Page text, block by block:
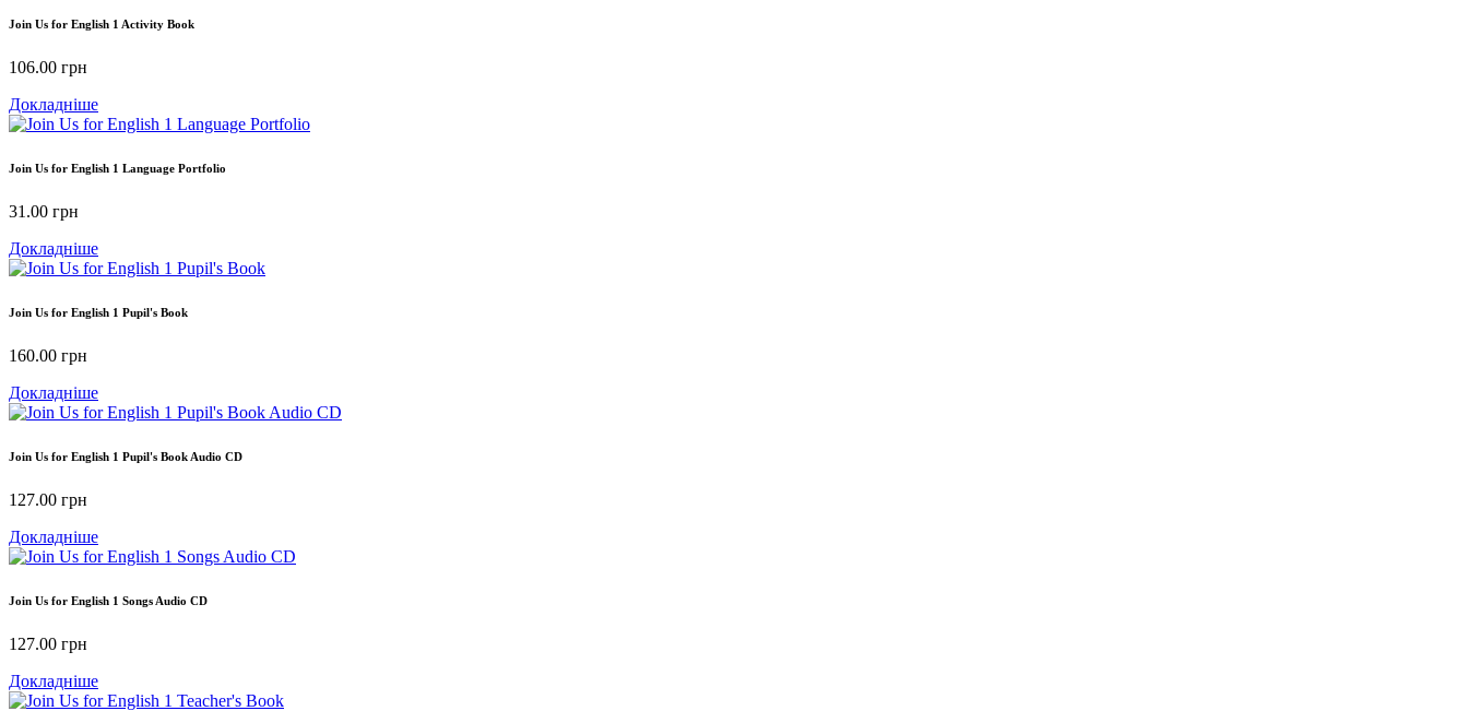
Join Us for English 1 Activity Book
106.00 грн
Докладніше
Join Us for English 1 Language Portfolio
31.00 грн
Докладніше
Join Us for English 1 Pupil's Book
160.00 грн
Докладніше
Join Us for English 1 Pupil's Book Audio CD
127.00 грн
Докладніше
Join Us for English 1 Songs Audio CD
127.00 грн
Докладніше